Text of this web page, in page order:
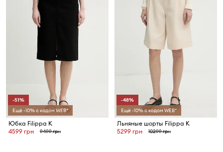
-51%
Ещё -10% с кодом WEB*
Юбка Filippa K
4599 грн
9499 грн
-48%
Ещё -10% с кодом WEB*
Льняные шорты Filippa K
5299 грн
10299 грн